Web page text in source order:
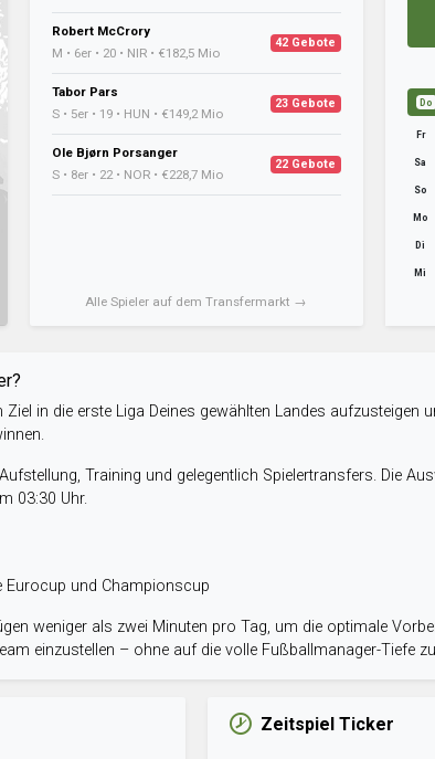
Robert McCrory
M • 6er • 20 • NIR • €182,5 Mio
42 Gebote
Tabor Pars
S • 5er • 19 • HUN • €149,2 Mio
23 Gebote
Ole Bjørn Porsanger
S • 8er • 22 • NOR • €228,7 Mio
22 Gebote
Alle Spieler auf dem Transfermarkt →
Do
Fr
Sa
So
Mo
Di
Mi
in die erste Liga Deines gewählten Landes aufzusteigen
Training und gelegentlich Spielertransfers. Die
03:30 Uhr.
Eurocup und Championscup
weniger als zwei Minuten pro Tag, um die optimale
einzustellen – ohne auf die volle Fußballmanager-Tiefe
Zeitspiel Ticker